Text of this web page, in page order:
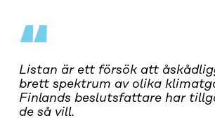
“
Listan är ett försök att
brett spektrum av olika
Finlands beslutsfattare har
de så vill.